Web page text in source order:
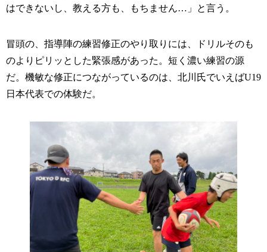
はできないし、教える方も、もちません…」と言う。
冒頭の、指導陣の練習修正のやり取りには、ドリルそのも
のよりピリッとした緊張感があった。短く濃い練習の源
だ。機敏な修正につながっているのは、北川氏でいえばU19
日本代表での体験だ。